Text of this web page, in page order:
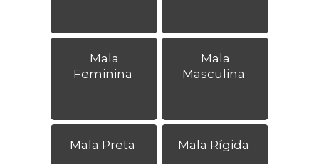
Mala
Feminina
Mala
Masculina
Mala Preta Mala Rígida